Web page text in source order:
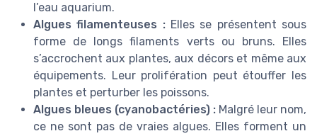
l’eau aquarium.
Algues filamenteuses :Elles se présentent sous
forme de longs filaments verts ou bruns. Elles
s’accrochent aux plantes, aux décors et même aux
équipements. Leur prolifération peut étouffer les
plantes et perturber les poissons.
Algues bleues (cyanobactéries) : Malgré leur nom,
ce ne sont pas de vraies algues. Elles forment un